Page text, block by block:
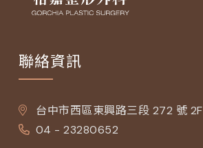
聯絡資訊
台中市西區東興路三段 272 號 2F
04 - 23280652